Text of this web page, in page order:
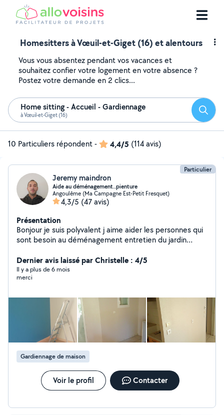
Homesitters à Vœuil-et-Giget (16) et alentours
Vous vous absentez pendant vos vacances et
souhaitez confier votre logement en votre absence ?
Postez votre demande en 2 clics...
Home sitting - Accueil - Gardiennage
à Vœuil-et-Giget (16)
10 Particuliers répondent- 4,4/5 (114 avis)
Particulier
Jeremy maindron
Aide au déménagement..pienture
Angoulême (Ma Campagne Est-Petit Fresquet)
4,3/5 (47 avis)
Présentation
Bonjour je suis polyvalent j aime aider les personnes qui
sont besoin au déménagement entretien du jardin
Dernier avis laissé par Christelle : 4/5
Il y a plus de 6 mois
merci
Gardiennage de maison
Voir le profil Contacter